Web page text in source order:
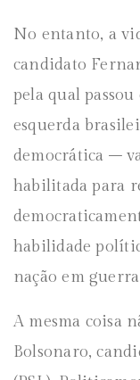
No entanto, a
candidato
pela qual
esquerda
democrática –
habilitada para
habilidade
nação em
A mesma coisa
Bolsonaro,